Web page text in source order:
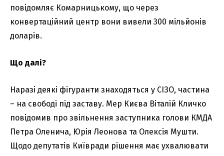
повідомляє Комарницькому, що через
конвертаційний центр вони вивели 300 мільйонів
доларів.
Що далі?
Наразі деякі фігуранти знаходяться у СІЗО, частина
– на свободі під заставу. Мер Києва Віталій Кличко
повідомив про звільнення заступника голови КМДА
Петра Оленича, Юрія Леонова та Олексія Мушти.
Щодо депутатів Київради рішення має ухвалювати